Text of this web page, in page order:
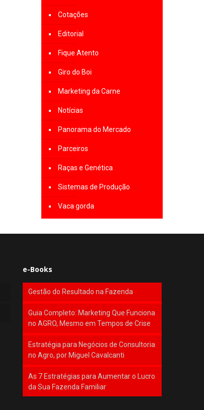
Cotações
Editorial
Fique Atento
Giro do Boi
Marketing da Carne
Notícias
Panorama do Mercado
Parceiros
Raças e Genética
Sistemas de Produção
Vaca gorda
e-Books
Gestão do Resultado na Fazenda
Guia Completo: Marketing Que Funciona
no AGRO, Mesmo em Tempos de Crise
Estratégia para Negócios de Consultoria
no Agro, por Miguel Cavalcanti
As 7 Estratégias para Aumentar o Lucro
da Sua Fazenda Familiar